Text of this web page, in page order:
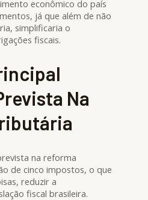
econômico do país
já que além de não
simplificaria o
fiscais.
Na
na reforma
de cinco impostos, o que
reduzir a
fiscal brasileira.